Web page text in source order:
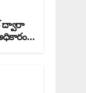
ద్వారా